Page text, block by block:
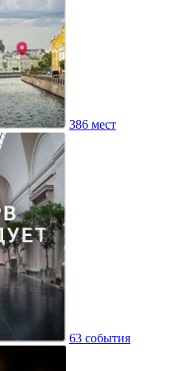
386 мест
63 события